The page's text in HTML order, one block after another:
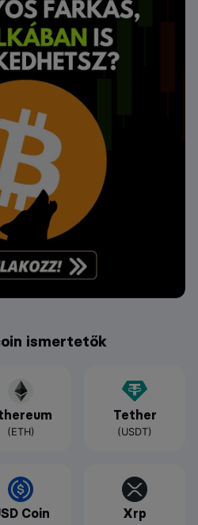
ismertetők
(ETH)
Tether
(USDT)
Coin Xrp